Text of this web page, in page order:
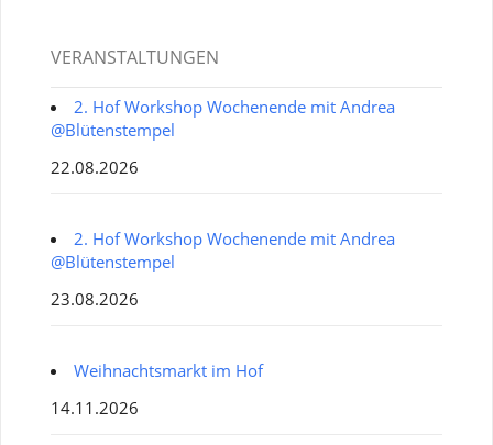
VERANSTALTUNGEN
2. Hof Workshop Wochenende mit Andrea
@Blütenstempel
22.08.2026
2. Hof Workshop Wochenende mit Andrea
@Blütenstempel
23.08.2026
Weihnachtsmarkt im Hof
14.11.2026